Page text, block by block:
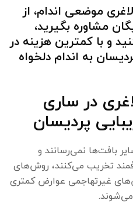
موضعی اندام، از
مشاوره بگیرید،
و با کمترین هزینه در
به اندام دلخواه
در ساری
پردیسان
بافت‌ها نمی‌رسانند و
تخریب می‌کنند، روش‌های
غیرتهاجمی عوارض کمتری